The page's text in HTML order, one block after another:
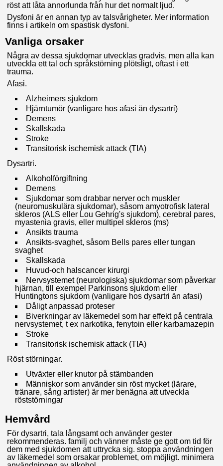
röst att låta annorlunda från hur det normalt ljud.
Dysfoni är en annan typ av talsvårigheter. Mer information
finns i artikeln om spastisk dysfoni.
Vanliga orsaker
Några av dessa sjukdomar utvecklas gradvis, men alla kan
utveckla ett tal och språkstörning plötsligt, oftast i ett
trauma.
Afasi.
Alzheimers sjukdom
Hjärntumör (vanligare hos afasi än dysartri)
Demens
Skallskada
Stroke
Transitorisk ischemisk attack (TIA)
Dysartri.
Alkoholförgiftning
Demens
Sjukdomar som drabbar nerver och muskler
(neuromuskulära sjukdomar), såsom amyotrofisk lateral
skleros (ALS eller Lou Gehrig's sjukdom), cerebral pares,
myastenia gravis, eller multipel skleros (ms)
Ansikts trauma
Ansikts-svaghet, såsom Bells pares eller tungan
svaghet
Skallskada
Huvud-och halscancer kirurgi
Nervsystemet (neurologiska) sjukdomar som påverkar
hjärnan, till exempel Parkinsons sjukdom eller
Huntingtons sjukdom (vanligare hos dysartri än afasi)
Dåligt anpassad proteser
Biverkningar av läkemedel som har effekt på centrala
nervsystemet, t ex narkotika, fenytoin eller karbamazepin
Stroke
Transitorisk ischemisk attack (TIA)
Röst störningar.
Utväxter eller knutor på stämbanden
Människor som använder sin röst mycket (lärare,
tränare, sång artister) är mer benägna att utveckla
röststörningar
Hemvård
För dysartri, tala långsamt och använder gester
rekommenderas. familj och vänner måste ge gott om tid för
dem med sjukdomen att uttrycka sig. stoppa användningen
av läkemedel som orsakar problemet, om möjligt. minimera